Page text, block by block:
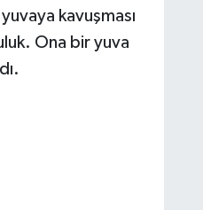
kavuşması
Ona bir yuva